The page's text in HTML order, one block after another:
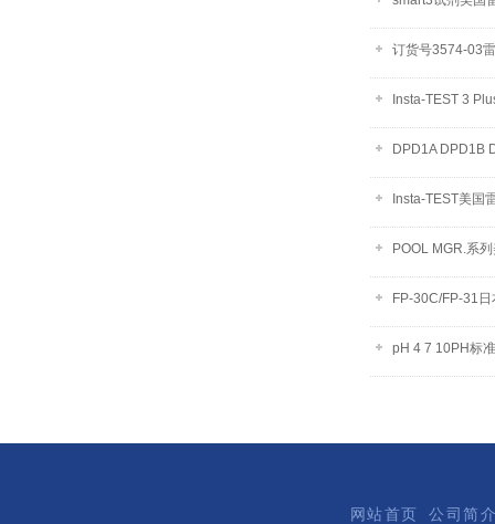
订货号3574-03
Insta-TEST 3
DPD1A DPD1B
Insta-TEST美国
POOL MGR.系
FP-30C/FP-31
pH 4 7 10PH标
网站首页 公司简